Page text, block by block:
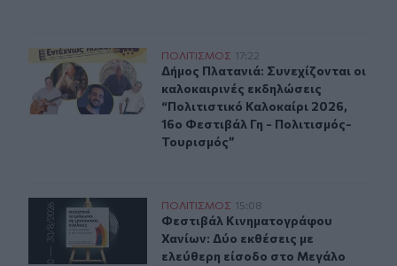
Δήμος Πλατανιά: Συνεχίζονται οι καλοκαιρινές
ΠΟΛΙΤΙΣΜΟΣ 17:22
Δήμος Πλατανιά: Συνεχίζονται οι
Δήμος Πλατανιά: Συνεχίζονται οι
καλοκαιρινές εκδηλώσεις
“Πολιτιστικό Καλοκαίρι 2026,
16ο Φεστιβάλ Γη - Πολιτισμός-
Τουρισμός”
Δύο ξεχωριστές εκθέσεις του Φεστιβάλ
ΠΟΛΙΤΙΣΜΟΣ 15:08
Φεστιβάλ Κινηματογράφου
Φεστιβάλ Κινηματογράφου
Χανίων: Δύο εκθέσεις με
ελεύθερη είσοδο στο Μεγάλο